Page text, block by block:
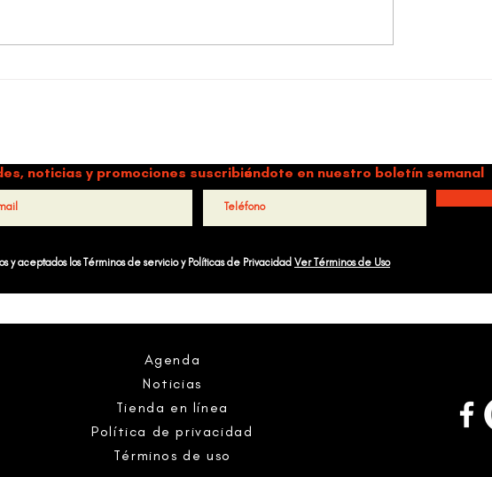
noticias y promociones suscribiéndote en nuestro boletín semanal
aceptados los Términos de servicio y Políticas de Privacidad Ver Términos de Uso
Agenda
Noticias
Tienda en línea
Política de privacidad
Términos de uso